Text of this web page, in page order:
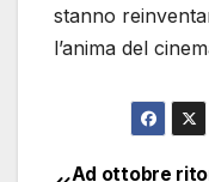
stanno
l’anima del
Ad ottobre